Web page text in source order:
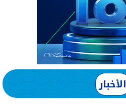
الأخبار